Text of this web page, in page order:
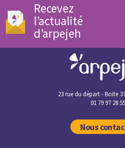
Recevez
l’actualité
d’arpejeh
23 rue du départ - Boite
01 79 97 28 55
Nous